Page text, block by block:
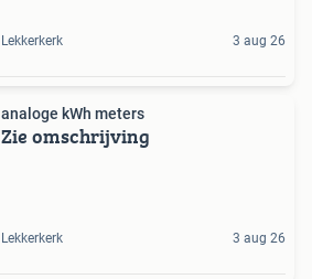
Lekkerkerk 3 aug 26
analoge kWh meters
Zie omschrijving
Lekkerkerk 3 aug 26